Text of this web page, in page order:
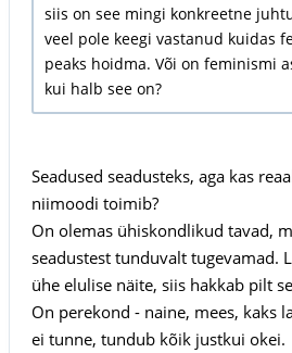
siis on see mingi konkreetne
veel pole keegi vastanud kuidas
peaks hoidma. Või on feminismi
kui halb see on?
Seadused seadusteks, aga kas
niimoodi toimib?
On olemas ühiskondlikud tavad,
seadustest tunduvalt tugevamad.
ühe elulise näite, siis hakkab pilt
On perekond - naine, mees, kaks
ei tunne, tundub kõik justkui okei.